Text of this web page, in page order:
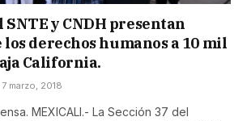
SNTE y CNDH presentan
derechos humanos a 10 mil
California.
7 marzo, 2018
MEXICALI.- La Sección 37 del